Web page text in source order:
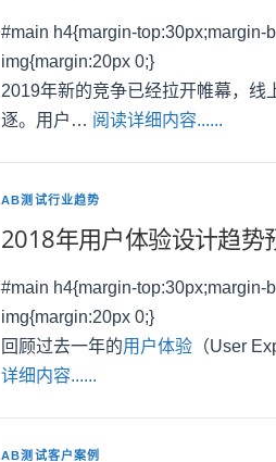
#main h4{margin-top:30px;margin-
img{margin:20px 0;}
2019年新的竞争已经拉开帷幕，线
逐。用户… 阅读详细内容......
AB测试行业趋势
2018年用户体验设计趋势
#main h4{margin-top:30px;margin-
img{margin:20px 0;}
回顾过去一年的用户体验 （User
详细内容......
AB测试客户案例